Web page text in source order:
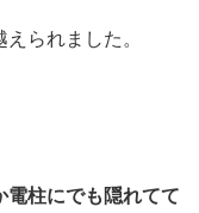
られました。
電柱にでも隠れてて